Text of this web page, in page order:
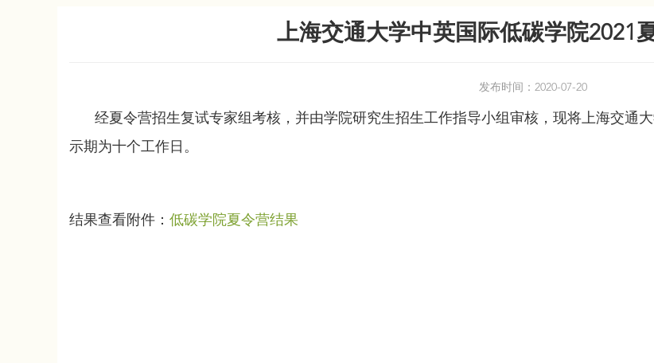
上海交通大学中英国际低碳学院2021
发布时间：2020-07-20
经夏令营招生复试专家组考核，并由学院研究生招生工作指导小组审核，现将上海交通
示期为十个工作日。
结果查看附件： 低碳学院夏令营结果